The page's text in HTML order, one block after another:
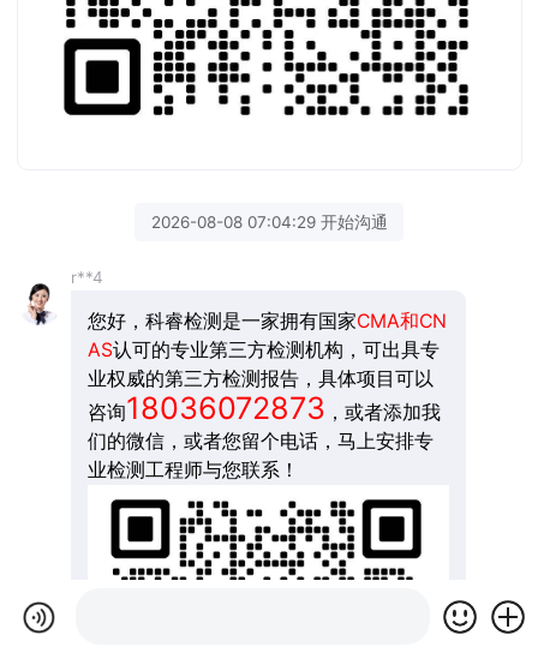
2026-08-08 07:04:29 开始沟通
r**4
您好，科睿检测是一家拥有国家CMA和CN
AS认可的专业第三方检测机构，可出具专
业权威的第三方检测报告，具体项目可以
咨询18036072873 ，或者添加我
们的微信，或者您留个电话，马上安排专
业检测工程师与您联系！